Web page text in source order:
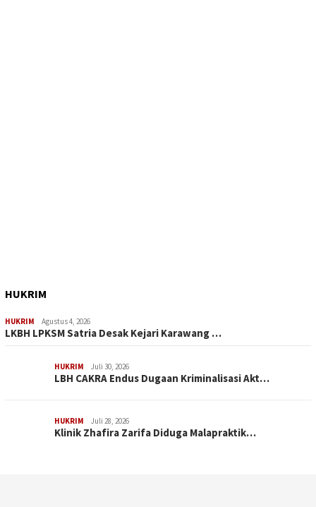
HUKRIM
HUKRIM Agustus 4, 2026
LKBH LPKSM Satria Desak Kejari Karawang …
HUKRIM Juli 30, 2026
LBH CAKRA Endus Dugaan Kriminalisasi Akt…
HUKRIM Juli 28, 2026
Klinik Zhafira Zarifa Diduga Malapraktik…